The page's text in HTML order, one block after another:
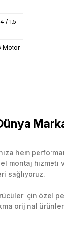
/ 1.5
Motor
hem
montaj hizmeti
sağlıyoruz.
için özel
orijinal
ve uzun